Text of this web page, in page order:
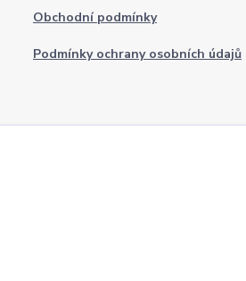
Obchodní podmínky
Podmínky ochrany osobních údajů
Copyright AKI-DEKORACE s.r.o